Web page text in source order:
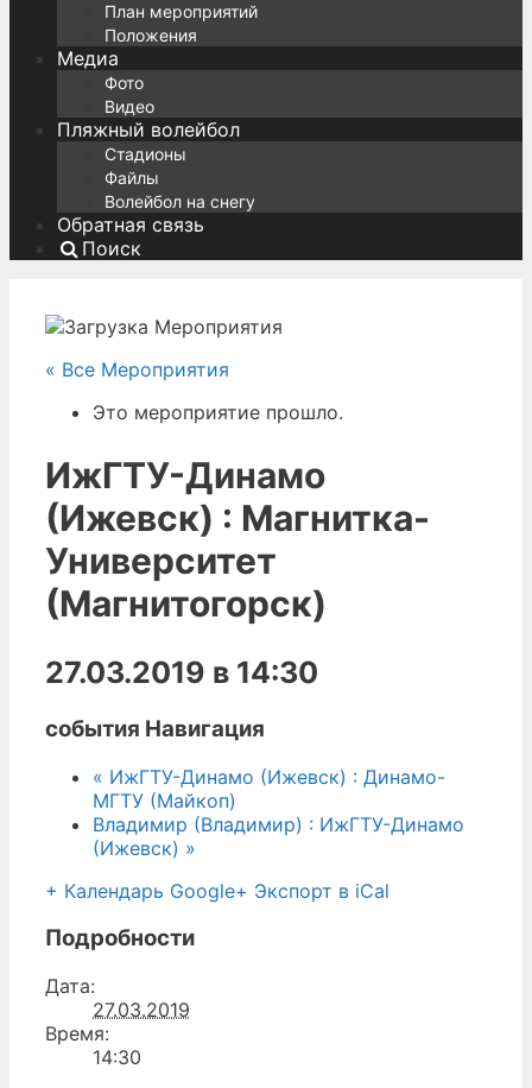
План мероприятий
Положения
Медиа
Фото
Видео
Пляжный волейбол
Стадионы
Файлы
Волейбол на снегу
Обратная связь
Поиск
« Все Мероприятия
Это мероприятие прошло.
ИжГТУ-Динамо
(Ижевск) : Магнитка-
Университет
(Магнитогорск)
27.03.2019 в 14:30
события Навигация
« ИжГТУ-Динамо (Ижевск) : Динамо-
МГТУ (Майкоп)
Владимир (Владимир) : ИжГТУ-Динамо
(Ижевск) »
+ Календарь Google+ Экспорт в iCal
Подробности
Дата:
27.03.2019
Время:
14:30